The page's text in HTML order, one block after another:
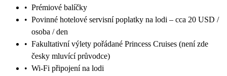
• Prémiové balíčky
• Povinné hotelové servisní poplatky na lodi – cca 20 USD /
osoba / den
• Fakultativní výlety pořádané Princess Cruises (není zde
česky mluvící průvodce)
• Wi-Fi připojení na lodi